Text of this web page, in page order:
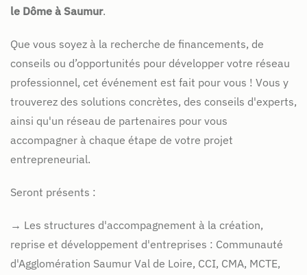
le Dôme à Saumur.
Que vous soyez à la recherche de financements, de
conseils ou d’opportunités pour développer votre réseau
professionnel, cet événement est fait pour vous ! Vous y
trouverez des solutions concrètes, des conseils d'experts,
ainsi qu'un réseau de partenaires pour vous
accompagner à chaque étape de votre projet
entrepreneurial.
Seront présents :
→ Les structures d'accompagnement à la création,
reprise et développement d'entreprises : Communauté
d'Agglomération Saumur Val de Loire, CCI, CMA, MCTE,